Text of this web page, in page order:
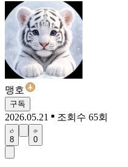
맹호
구독
2026.05.21 조회수 65회
8 0